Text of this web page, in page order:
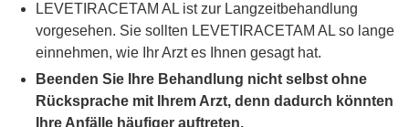
LEVETIRACETAM AL ist zur Langzeitbehandlung
vorgesehen. Sie sollten LEVETIRACETAM AL so lange
einnehmen, wie Ihr Arzt es Ihnen gesagt hat.
Beenden Sie Ihre Behandlung nicht selbst ohne
Rücksprache mit Ihrem Arzt, denn dadurch könnten
Ihre Anfälle häufiger auftreten.